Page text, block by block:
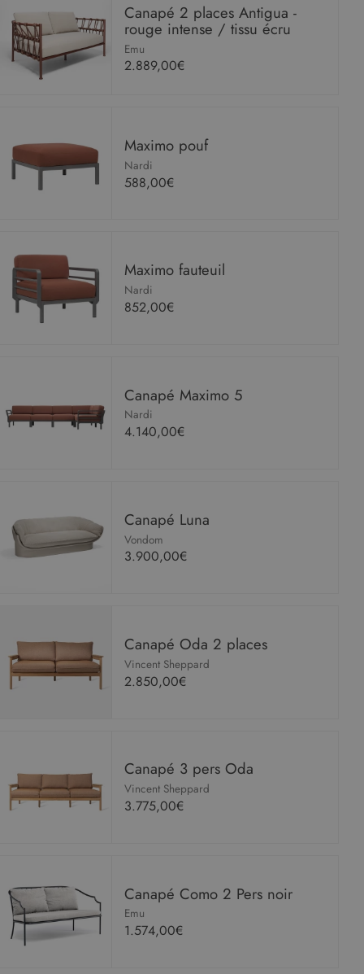
Canapé 2 places Antigua -
rouge intense / tissu écru
Emu
2.889,00€
Maximo pouf
Nardi
588,00€
Maximo fauteuil
Nardi
852,00€
Canapé Maximo 5
Nardi
4.140,00€
Canapé Luna
Vondom
3.900,00€
Canapé Oda 2 places
Vincent Sheppard
2.850,00€
Canapé 3 pers Oda
Vincent Sheppard
3.775,00€
Canapé Como 2 Pers noir
Emu
1.574,00€